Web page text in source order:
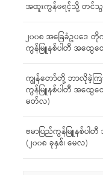
အထူးကွန်ဖရင့်သို့ တင်သွ
၂၀၀၈ အခြေခံဥပဒေ
ကွန်မြူနစ်ပါတီ အထွေထွ
ကျွန်တော်တို့ ဘာလိုခဲ့က
ကွန်မြူနစ်ပါတီ အထွေထွ
မတ်လ)
ဗမာပြည်ကွန်မြူနစ်ပါ
(၂၀၀၈ ခုနှစ်၊ မေလ)